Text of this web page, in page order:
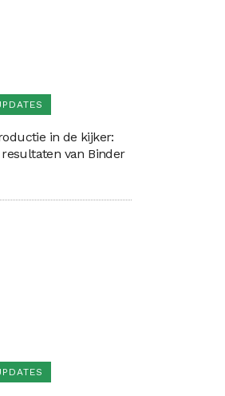
in de kijker:
van Binder